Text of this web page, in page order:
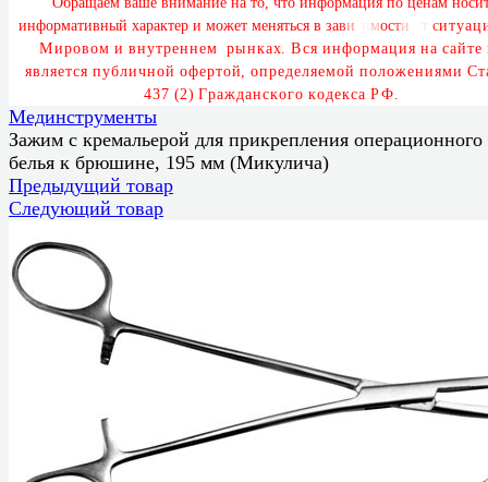
информативный характер и может меняться в зави имости т ситуац и
Мировом и внутреннем рынках. Вся информация на сайте
является публичной офертой, определяемой положениями Ст
437 (2) Гражданского кодекса РФ.
Мединструменты
Зажим с кремальерой для прикрепления операционного
белья к брюшине, 195 мм (Микулича)
Предыдущий товар
Следующий товар